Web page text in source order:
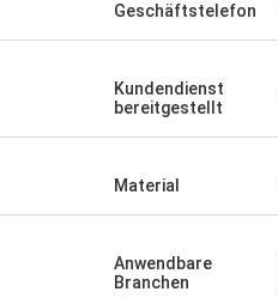
Geschäftstelefon
Kundendienst
bereitgestellt
Material
Anwendbare
Branchen